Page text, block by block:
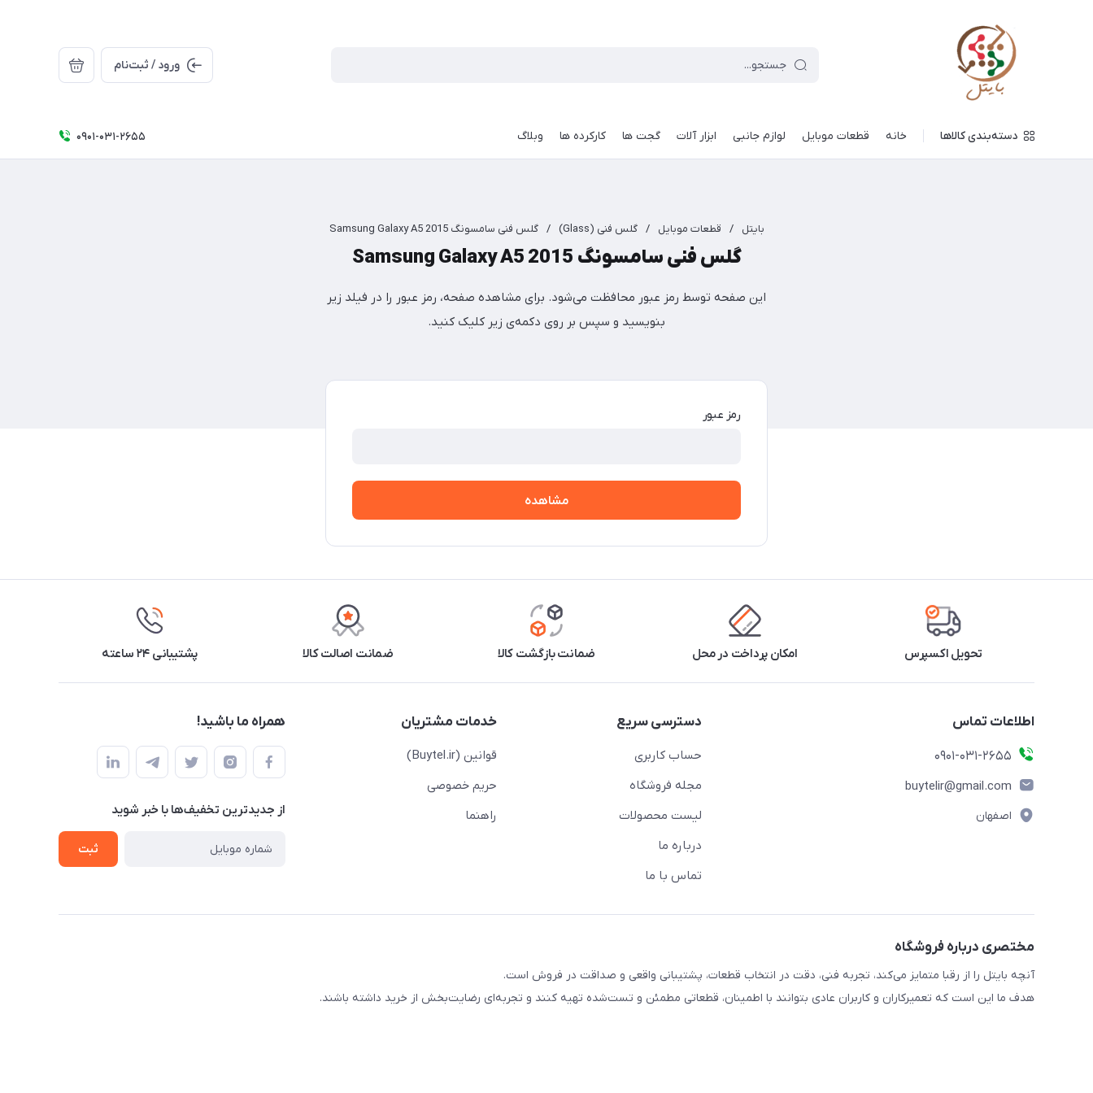
ورود / ثبت‌نام
دسته‌بندی کالاها خانه قطعات موبایل لوازم جانبی ابزار آلات گجت ها کارکرده ها وبلاگ 0۹۰۱-۰۳۱-۲۶۵5
بایتل / قطعات موبایل / گلس فنی (Glass) / گلس فنی سامسونگ Samsung Galaxy A5 2015
گلس فنی سامسونگ Samsung Galaxy A5 2015
این صفحه توسط رمز عبور محافظت می‌شود. برای مشاهده صفحه، رمز عبور را در فیلد زیر
بنویسید و سپس بر روی دکمه‌ی زیر کلیک کنید.
رمز عبور
مشاهده
تحویل اکسپرس امکان پرداخت در محل ضمانت بازگشت کالا ضمانت اصالت کالا پشتیبانی ۲۴ ساعته
اطلاعات تماس
0901-031-2655
buytelir@gmail.com
اصفهان
دسترسی سریع
حساب کاربری
مجله فروشگاه
لیست محصولات
درباره ما
تماس با ما
خدمات مشتریان
قوانین (Buytel.ir)
حریم خصوصی
راهنما
همراه ما باشید!
از جدید‌ترین تخفیف‌ها با‌ خبر شوید
ثبت
مختصری درباره فروشگاه
آنچه بایتل را از رقبا متمایز می‌کند، تجربه فنی، دقت در انتخاب قطعات، پشتیبانی واقعی و صداقت در فروش است.
هدف ما این است که تعمیرکاران و کاربران عادی بتوانند با اطمینان، قطعاتی مطمئن و تست‌شده تهیه کنند و تجربه‌ای رضایت‌بخش از خرید داشته باشند.